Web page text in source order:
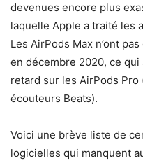
devenues encore plus
laquelle Apple a traité les
Les AirPods Max n’ont
en décembre 2020, ce
retard sur les AirPods
écouteurs Beats).
Voici une brève liste de
logicielles qui manquent